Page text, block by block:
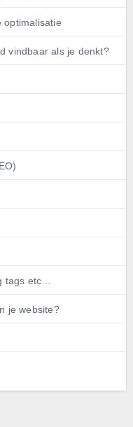
optimalisatie
vindbaar als je denkt?
tags etc…
je website?